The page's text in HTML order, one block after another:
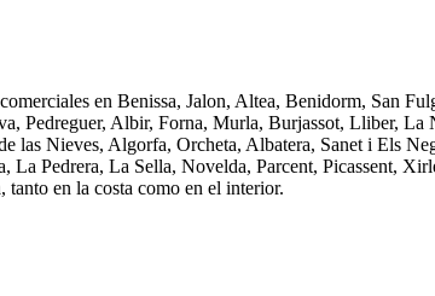
en Benissa, Jalon, Altea, Benidorm, San
Pedreguer, Albir, Forna, Murla, Burjassot, Lliber, La
las Nieves, Algorfa, Orcheta, Albatera, Sanet i Els
Pedrera, La Sella, Novelda, Parcent, Picassent,
tanto en la costa como en el interior.